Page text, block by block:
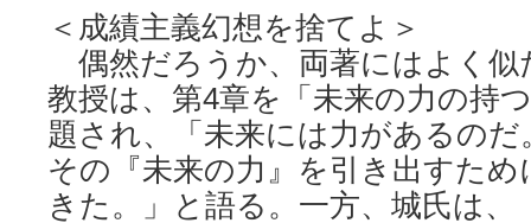
＜成績主義幻想を捨てよ＞
偶然だろうか、両著にはよく似
教授は、第4章を「未来の力の持
題され、「未来には力があるのだ
その『未来の力』を引き出すた
きた。」と語る。一方、城氏は